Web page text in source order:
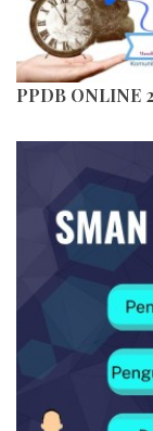
PPDB ONLINE